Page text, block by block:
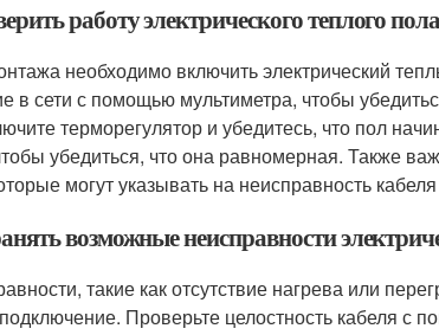
работу электрического теплого
необходимо включить электрический
в сети с помощью мультиметра, чтобы
терморегулятор и убедитесь, что пол
убедиться, что она равномерная. Также
могут указывать на неисправность
возможные неисправности
такие как отсутствие нагрева или
Проверьте целостность кабеля с